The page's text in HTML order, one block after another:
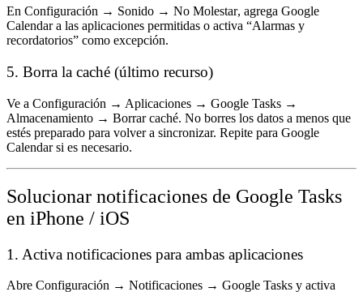
En Configuración → Sonido → No Molestar, agrega Google
Calendar a las aplicaciones permitidas o activa “Alarmas y
recordatorios” como excepción.
5. Borra la caché (último recurso)
Ve a Configuración → Aplicaciones → Google Tasks →
Almacenamiento → Borrar caché. No borres los datos a menos que
estés preparado para volver a sincronizar. Repite para Google
Calendar si es necesario.
Solucionar notificaciones de Google Tasks
en iPhone / iOS
1. Activa notificaciones para ambas aplicaciones
Abre Configuración → Notificaciones → Google Tasks y activa